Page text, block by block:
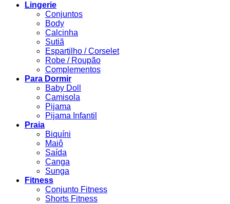
Lingerie
Conjuntos
Body
Calcinha
Sutiã
Espartilho / Corselet
Robe / Roupão
Complementos
Para Dormir
Baby Doll
Camisola
Pijama
Pijama Infantil
Praia
Biquíni
Maiô
Saída
Canga
Sunga
Fitness
Conjunto Fitness
Shorts Fitness